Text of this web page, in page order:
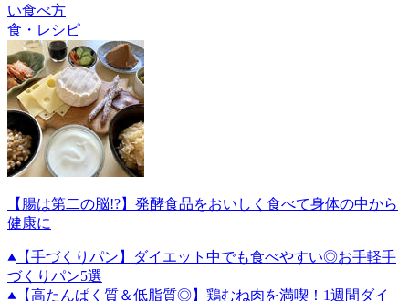
い食べ方
食・レシピ
【腸は第二の脳!?】発酵食品をおいしく食べて身体の中から
健康に
【手づくりパン】ダイエット中でも食べやすい◎お手軽手
づくりパン5選
【高たんぱく質＆低脂質◎】鶏むね肉を満喫！1週間ダイ